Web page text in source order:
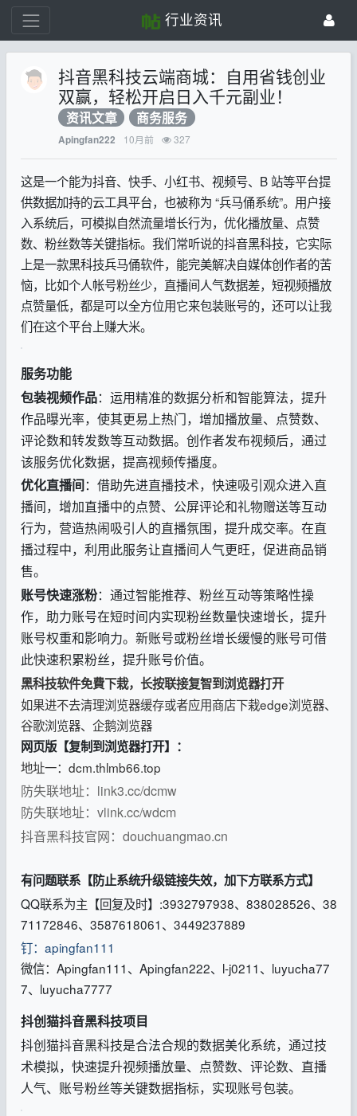
行业资讯
抖音黑科技云端商城：自用省钱创业
双赢，轻松开启日入千元副业！
资讯文章 商务服务
Apingfan222 10月前 327
这是一个能为抖音、快手、小红书、视频号、B 站等平台提
供数据加持的云工具平台，也被称为 “兵马俑系统”。用户接
入系统后，可模拟自然流量增长行为，优化播放量、点赞
数、粉丝数等关键指标。我们常听说的抖音黑科技，它实际
上是一款黑科技兵马俑软件，能完美解决自媒体创作者的苦
恼，比如个人帐号粉丝少，直播间人气数据差，短视频播放
点赞量低，都是可以全方位用它来包装账号的，还可以让我
们在这个平台上赚大米。
服务功能
包装视频作品：运用精准的数据分析和智能算法，提升
作品曝光率，使其更易上热门，增加播放量、点赞数、
评论数和转发数等互动数据。创作者发布视频后，通过
该服务优化数据，提高视频传播度。
优化直播间：借助先进直播技术，快速吸引观众进入直
播间，增加直播中的点赞、公屏评论和礼物赠送等互动
行为，营造热闹吸引人的直播氛围，提升成交率。在直
播过程中，利用此服务让直播间人气更旺，促进商品销
售。
账号快速涨粉：通过智能推荐、粉丝互动等策略性操
作，助力账号在短时间内实现粉丝数量快速增长，提升
账号权重和影响力。新账号或粉丝增长缓慢的账号可借
此快速积累粉丝，提升账号价值。
黑科技软件免費下栽，长按联接复智到浏览器打开
如果进不去清理浏览器缓存或者应用商店下栽edge浏览器、
谷歌浏览器、企鹅浏览器
网页版【复制到浏览器打开】：
地址一：dcm.thlmb66.top
防失联地址：link3.cc/dcmw
防失联地址： vlink.cc/wdcm
抖音黑科技官网：douchuangmao.cn
有问题联系【防止系统升级链接失效，加下方联系方式】
QQ联系为主【回复及时】:3932797938、838028526、38
71172846、3587618061、3449237889
钉：apingfan111
微信：Apingfan111、Apingfan222、l-j0211、luyucha77
7、luyucha7777
抖创猫抖音黑科技项目
抖创猫抖音黑科技是合法合规的数据美化系统，通过技
术模拟，快速提升视频播放量、点赞数、评论数、直播
人气、账号粉丝等关键数据指标，实现账号包装。